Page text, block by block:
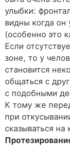
улыбки:
видны когда он
(особенно это
Если
зоне, то у
становится
общаться с
с подобными
К тому же
при
сказываться на